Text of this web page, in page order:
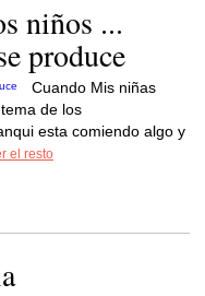
niños ...
produce
Cuando Mis niñas
de los
esta comiendo algo y
el resto